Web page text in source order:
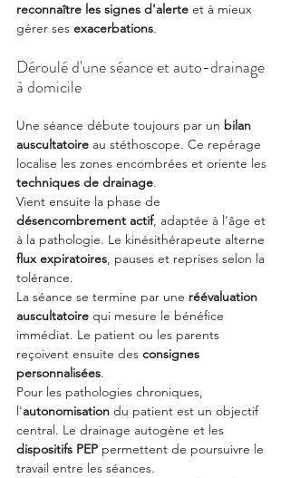
reconnaître les signes d'alerte et à mieux
gérer ses exacerbations.
Déroulé d'une séance et auto-drainage
à domicile
Une séance débute toujours par un bilan
auscultatoire au stéthoscope. Ce repérage
localise les zones encombrées et oriente les
techniques de drainage.
Vient ensuite la phase de
désencombrement actif, adaptée à l'âge et
à la pathologie. Le kinésithérapeute alterne
flux expiratoires, pauses et reprises selon la
tolérance.
La séance se termine par une réévaluation
auscultatoire qui mesure le bénéfice
immédiat. Le patient ou les parents
reçoivent ensuite des consignes
personnalisées.
Pour les pathologies chroniques,
l'autonomisation du patient est un objectif
central. Le drainage autogène et les
dispositifs PEP permettent de poursuivre le
travail entre les séances.